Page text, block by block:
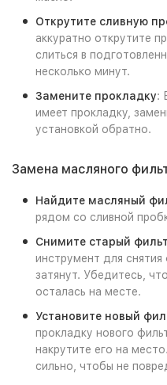
Открутите сливную
аккуратно открутите
слиться в
несколько минут.
Замените прокладку:
имеет прокладку,
установкой обратно.
Замена масляного
Найдите масляный
рядом со сливной
Снимите старый
инструмент для
затянут. Убедитесь,
осталась на месте.
Установите новый
прокладку нового
накрутите его на
сильно, чтобы не